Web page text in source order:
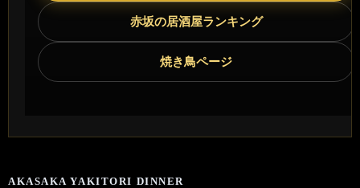
赤坂の居酒屋ランキング
焼き鳥ページ
AKASAKA YAKITORI DINNER